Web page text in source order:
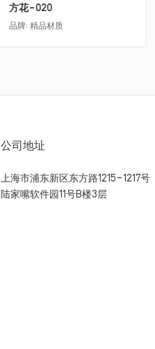
方花-020
品牌:精品材质
公司地址
上海市浦东新区东方路1215-1217号
陆家嘴软件园11号B楼3层